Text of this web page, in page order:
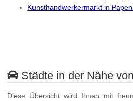
Kunsthandwerkermarkt in
Städte in der Nähe
Diese Übersicht wird Ihnen mit